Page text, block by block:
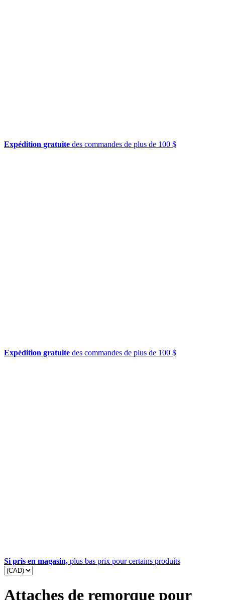
Expédition gratuite des commandes de plus de 100 $
Expédition gratuite des commandes de plus de 100 $
Si pris en magasin, plus bas prix pour certains produits
Attaches de remorque pour